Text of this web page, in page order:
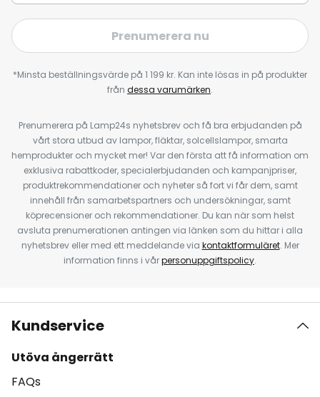
Prenumerera nu
*Minsta beställningsvärde på 1 199 kr. Kan inte lösas in på produkter
från dessa varumärken.
Prenumerera på Lamp24s nyhetsbrev och få bra erbjudanden på
vårt stora utbud av lampor, fläktar, solcellslampor, smarta
hemprodukter och mycket mer! Var den första att få information om
exklusiva rabattkoder, specialerbjudanden och kampanjpriser,
produktrekommendationer och nyheter så fort vi får dem, samt
innehåll från samarbetspartners och undersökningar, samt
köprecensioner och rekommendationer. Du kan när som helst
avsluta prenumerationen antingen via länken som du hittar i alla
nyhetsbrev eller med ett meddelande via kontaktformuläret. Mer
information finns i vårpersonuppgiftspolicy.
Kundservice
Utöva ångerrätt
FAQs